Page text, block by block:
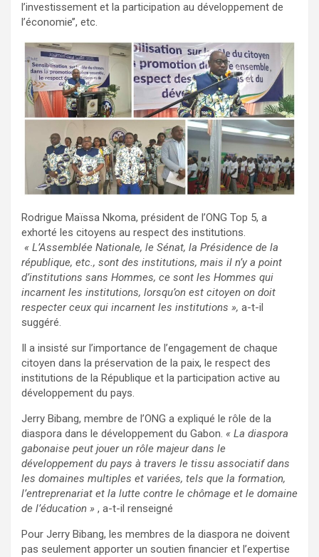
l’investissement et la participation au développement de
l’économie’’, etc.
‎Rodrigue Maïssa Nkoma, président de l’ONG Top 5, a
exhorté les citoyens au respect des institutions.
« L’Assemblée Nationale, le Sénat, la Présidence de la
république, etc., sont des institutions, mais il n’y a point
d’institutions sans Hommes, ce sont les Hommes qui
incarnent les institutions, lorsqu’on est citoyen on doit
respecter ceux qui incarnent les institutions », a-t-il
suggéré.
‎Il a insisté sur l’importance de l’engagement de chaque
citoyen dans la préservation de la paix, le respect des
institutions de la République et la participation active au
développement du pays.
‎Jerry Bibang, membre de l’ONG a expliqué le rôle de la
diaspora dans le développement du Gabon. « La diaspora
gabonaise peut jouer un rôle majeur dans le
développement du pays à travers le tissu associatif dans
les domaines multiples et variées, tels que la formation,
l’entreprenariat et la lutte contre le chômage et le domaine
de l’éducation » , a-t-il renseigné
Pour Jerry Bibang, les membres de la diaspora ne doivent
pas seulement apporter un soutien financier et l’expertise